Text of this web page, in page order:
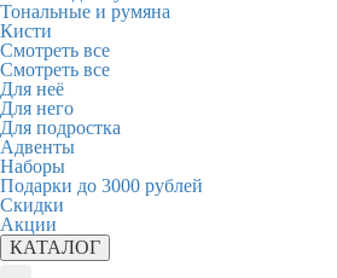
Тональные и румяна
Кисти
Смотреть все
Смотреть все
Для неё
Для него
Для подростка
Адвенты
Наборы
Подарки до 3000 рублей
Скидки
Акции
КАТАЛОГ